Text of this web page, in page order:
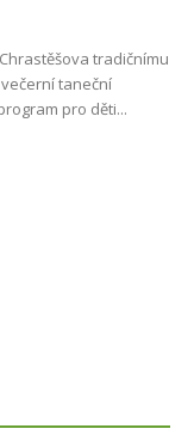
tradičnímu
taneční
pro děti...